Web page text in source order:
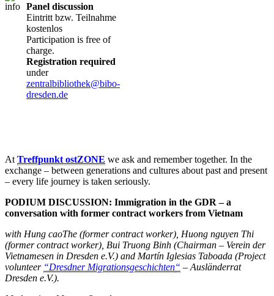
Panel discussion
Eintritt bzw. Teilnahme
kostenlos
Participation is free of
charge.
Registration required
under
zentralbibliothek@bibo-
dresden.de
At Treffpunkt ostZONE we ask and remember together. In the
exchange – between generations and cultures about past and present
– every life journey is taken seriously.
PODIUM DISCUSSION: Immigration in the GDR – a
conversation with former contract workers from Vietnam
with Hung caoThe (former contract worker), Huong nguyen Thi
(former contract worker), Bui Truong Binh (Chairman – Verein der
Vietnamesen in Dresden e.V.) and Martín Iglesias Taboada (Project
volunteer “Dresdner Migrationsgeschichten“ – Ausländerrat
Dresden e.V.).